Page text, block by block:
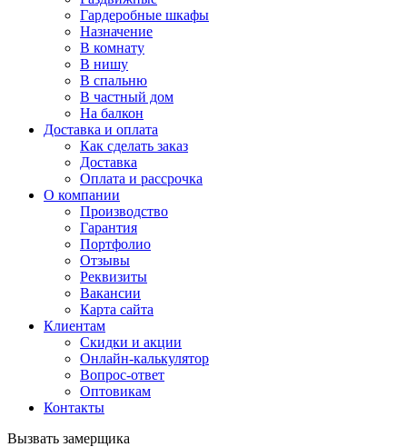
Гардеробные шкафы
Назначение
В комнату
В нишу
В спальню
В частный дом
На балкон
Доставка и оплата
Как сделать заказ
Доставка
Оплата и рассрочка
О компании
Производство
Гарантия
Портфолио
Отзывы
Реквизиты
Вакансии
Карта сайта
Клиентам
Скидки и акции
Онлайн-калькулятор
Вопрос-ответ
Оптовикам
Контакты
Вызвать замерщика